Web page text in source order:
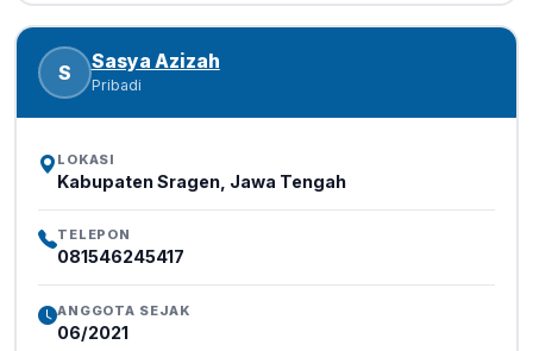
S Sasya Azizah
Pribadi
LOKASI
Kabupaten Sragen, Jawa Tengah
TELEPON
081546245417
ANGGOTA SEJAK
06/2021